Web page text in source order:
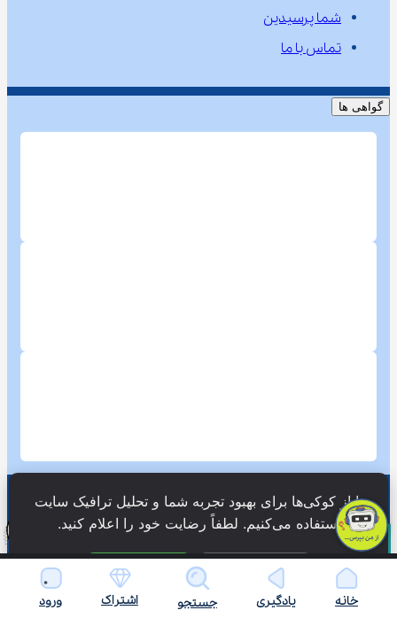
شما پرسیدین
تماس با ما
گواهی ها
خانه یادگیری جستجو اشتراک ورود
ما از کوکی‌ها برای بهبود تجربه شما و تحلیل ترافیک سایت
استفاده می‌کنیم. لطفاً رضایت خود را اعلام کنید.
فقط ضروری پذیرش همه